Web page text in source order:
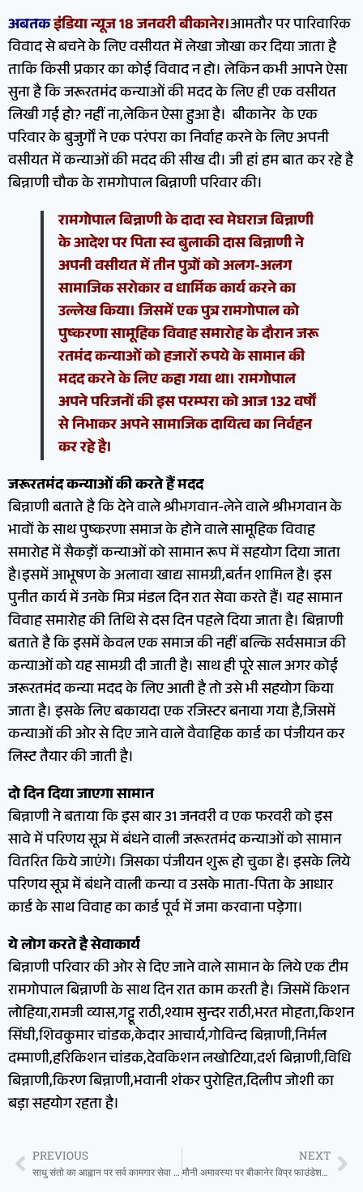
अबतकइंडिया न्यूज 18 जनवरी बीकानेर।आमतौर पर पारिवारिक
विवाद से बचने के लिए वसीयत में लेखा जोखा कर दिया जाता है
ताकि किसी प्रकार का कोई विवाद न हो। लेकिन कभी आपने ऐसा
सुना है कि जरूरतमंद कन्याओं की मदद के लिए ही एक वसीयत
लिखी गई हो? नहीं ना,लेकिन ऐसा हुआ है। बीकानेर के एक
परिवार के बुजुर्गों ने एक परंपरा का निर्वाह करने के लिए अपनी
वसीयत में कन्याओं की मदद की सीख दी। जी हां हम बात कर रहे है
बिन्नाणी चौक के रामगोपाल बिन्नाणी परिवार की।
रामगोपाल बिन्नाणी के दादा स्व मेघराज बिन्नाणी
के आदेश पर पिता स्व बुलाकी दास बिन्नाणी ने
अपनी वसीयत में तीन पुत्रों को अलग-अलग
सामाजिक सरोकार व धार्मिक कार्य करने का
उल्लेख किया। जिसमें एक पुत्र रामगोपाल को
पुष्करणा सामूहिक विवाह समारोह के दौरान जरू
रतमंद कन्याओं को हजारों रुपये के सामान की
मदद करने के लिए कहा गया था। रामगोपाल
अपने परिजनों की इस परम्परा को आज 132 वर्षों
से निभाकर अपने सामाजिक दायित्व का निर्वहन
कर रहे है।
जरूरतमंद कन्याओं की करते हैं मदद
बिन्नाणी बताते है कि देने वाले श्रीभगवान-लेने वाले श्रीभगवान के
भावों के साथ पुष्करणा समाज के होने वाले सामूहिक विवाह
समारोह में सैकड़ों कन्याओं को सामान रूप में सहयोग दिया जाता
है।इसमें आभूषण के अलावा खाद्य सामग्री,बर्तन शामिल है। इस
पुनीत कार्य में उनके मित्र मंडल दिन रात सेवा करते हैं। यह सामान
विवाह समारोह की तिथि से दस दिन पहले दिया जाता है। बिन्नाणी
बताते है कि इसमें केवल एक समाज की नहीं बल्कि सर्वसमाज की
कन्याओं को यह सामग्री दी जाती है। साथ ही पूरे साल अगर कोई
जरूरतमंद कन्या मदद के लिए आती है तो उसे भी सहयोग किया
जाता है। इसके लिए बकायदा एक रजिस्टर बनाया गया है,जिसमें
कन्याओं की ओर से दिए जाने वाले वैवाहिक कार्ड का पंजीयन कर
लिस्ट तैयार की जाती है।
दो दिन दिया जाएगा सामान
बिन्नाणी ने बताया कि इस बार 31 जनवरी व एक फरवरी को इस
सावे में परिणय सूत्र में बंधने वाली जरूरतमंद कन्याओं को सामान
वितरित किये जाएंगे। जिसका पंजीयन शुरू हो चुका है। इसके लिये
परिणय सूत्र में बंधने वाली कन्या व उसके माता-पिता के आधार
कार्ड के साथ विवाह का कार्ड पूर्व में जमा करवाना पड़ेगा।
ये लोग करते है सेवाकार्य
बिन्नाणी परिवार की ओर से दिए जाने वाले सामान के लिये एक टीम
रामगोपाल बिन्नाणी के साथ दिन रात काम करती है। जिसमें किशन
लोहिया,रामजी व्यास,गट्टू राठी,श्याम सुन्दर राठी,भरत मोहता,किशन
सिंघी,शिवकुमार चांडक,केदार आचार्य,गोविन्द बिन्नाणी,निर्मल
दम्माणी,हरिकिशन चांडक,देवकिशन लखोटिया,दर्श बिन्नाणी,विधि
बिन्नाणी,किरण बिन्नाणी,भवानी शंकर पुरोहित,दिलीप जोशी का
बड़ा सहयोग रहता है।
PREVIOUS
साधु संतो का आह्वान पर सर्व कामगार सेवा संघ ने गोचर आंदोलन को दिया समर्थन
NEXT
मौनी अमावस्या पर बीकानेर विप्र फाउंडेशन युवा प्रकोष्ठ ने की गौ सेवा ,गौमाता को लगाया लापसी का भोग